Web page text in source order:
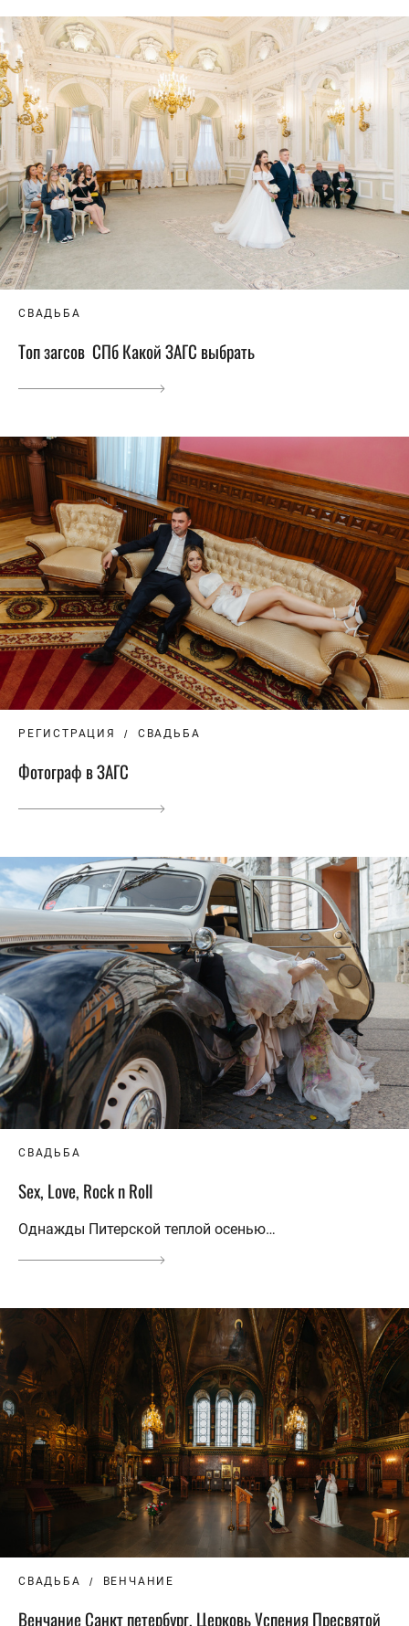
СВАДЬБА
Топ загсов СПб Какой ЗАГС выбрать
РЕГИСТРАЦИЯ СВАДЬБА
Фотограф в ЗАГС
СВАДЬБА
Sex, Love, Rock n Roll
Однажды Питерской теплой осенью…
СВАДЬБА ВЕНЧАНИЕ
Венчание Санкт петербург, Церковь Успения Пресвятой